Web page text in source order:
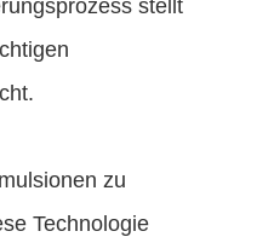
stellt
zu
Technologie